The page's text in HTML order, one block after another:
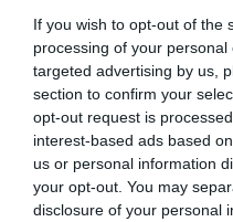
If you wish to opt-out of the
processing of your
targeted advertising by us,
section to confirm your
opt-out request is
interest-based ads based
us or personal information
your opt-out. You may
disclosure of your personal
ΡΥΘΜΙΣΤΗΣ ο Σαμαράς